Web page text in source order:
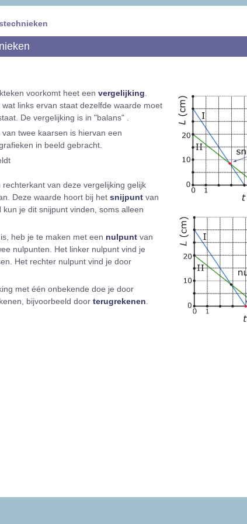
voorkomt heet een vergelijking
links ervan staat dezelfde waarde moet
De vergelijking is in "balans" .
twee kaarsen is hiervan een
in beeld gebracht.
rechterkant van deze vergelijking gelijk
Deze waarde hoort bij het snijpunt van
je dit snijpunt vinden, soms alleen
is, heb je te maken met een nulpunt van
nulpunten. Het linker nulpunt vind je
Het rechter nulpunt vind je door
met één onbekende doe je door
bijvoorbeeld door terugrekenen